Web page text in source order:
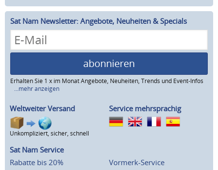
Sat Nam Newsletter: Angebote, Neuheiten & Specials
abonnieren
Erhalten Sie 1 x im Monat Angebote, Neuheiten, Trends und Event-Infos
...mehr anzeigen
Weltweiter Versand
Unkompliziert, sicher, schnell
Service mehrsprachig
Sat Nam Service
Rabatte bis 20%
Vormerk-Service